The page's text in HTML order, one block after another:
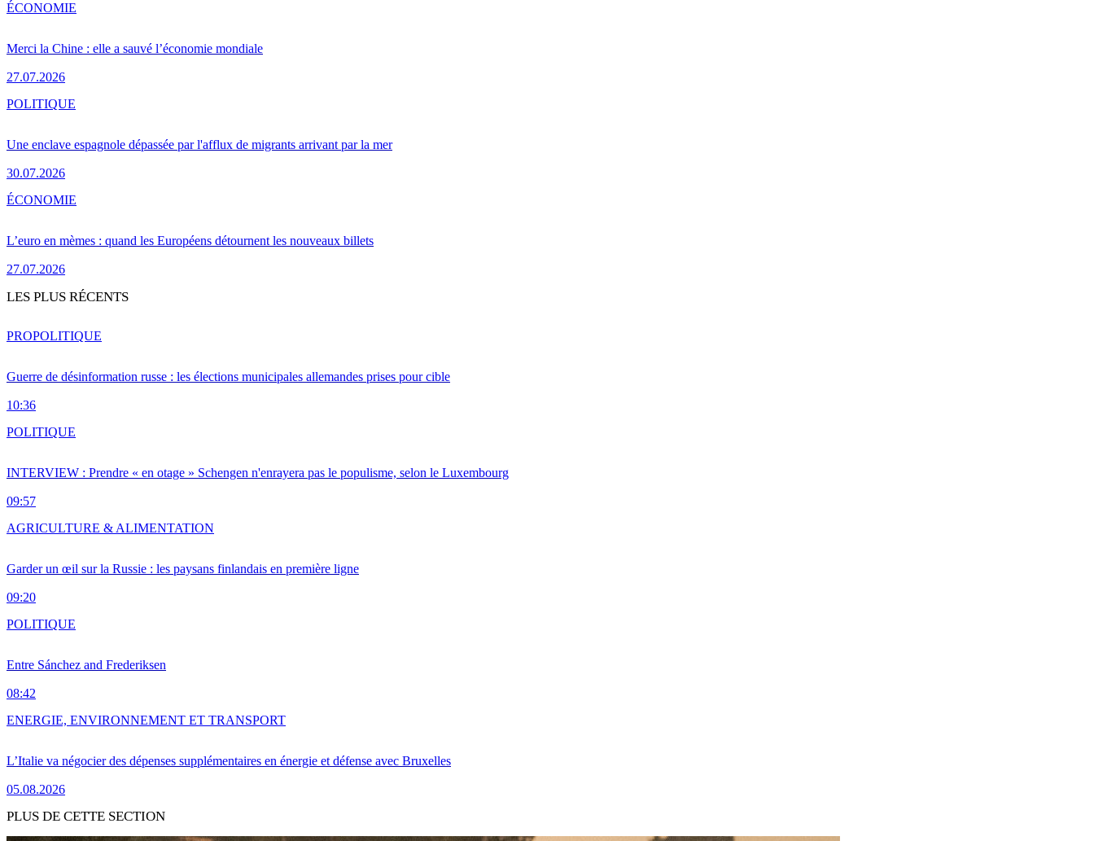
Merci la Chine : elle a sauvé l’économie mondiale
27.07.2026
ÉCONOMIE
Une enclave espagnole dépassée par l'afflux de migrants arrivant par la mer
30.07.2026
POLITIQUE
L’euro en mèmes : quand les Européens détournent les nouveaux billets
27.07.2026
ÉCONOMIE
LES PLUS RÉCENTS
Guerre de désinformation russe : les élections municipales allemandes prises pour cible
10:36
PROPOLITIQUE
INTERVIEW : Prendre « en otage » Schengen n'enrayera pas le populisme, selon le Luxembourg
09:57
POLITIQUE
Garder un œil sur la Russie : les paysans finlandais en première ligne
09:20
AGRICULTURE & ALIMENTATION
Entre Sánchez and Frederiksen
08:42
POLITIQUE
L’Italie va négocier des dépenses supplémentaires en énergie et défense avec Bruxelles
05.08.2026
ENERGIE, ENVIRONNEMENT ET TRANSPORT
PLUS DE CETTE SECTION